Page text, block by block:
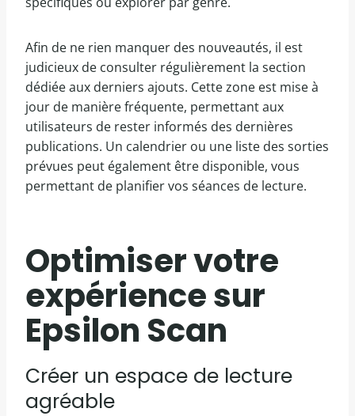
Afin de ne rien manquer des nouveautés, il est
judicieux de consulter régulièrement la section
dédiée aux derniers ajouts. Cette zone est mise à
jour de manière fréquente, permettant aux
utilisateurs de rester informés des dernières
publications. Un calendrier ou une liste des sorties
prévues peut également être disponible, vous
permettant de planifier vos séances de lecture.
Optimiser votre
expérience sur
Epsilon Scan
Créer un espace de lecture
agréable